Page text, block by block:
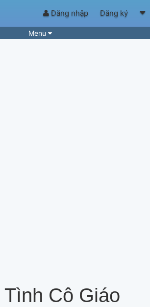
Đăng nhập Đăng ký
Menu
Tình Cô Giáo